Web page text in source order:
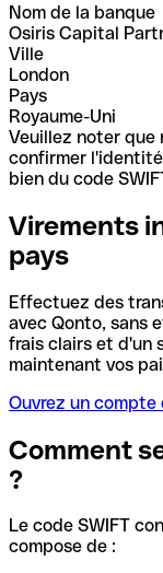
Nom de la banque
Osiris Capital
Ville
London
Pays
Royaume-Uni
Veuillez noter que
confirmer
bien du code
Virements
pays
Effectuez des
avec Qonto, sans
frais clairs et d'un
maintenant vos
Ouvrez un
Comment
?
Le code SWIFT
compose de :